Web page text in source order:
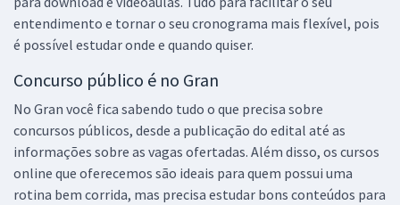
entendimento e tornar o seu cronograma mais flexível, pois
é possível estudar onde e quando quiser.
Concurso público é no Gran
No Gran você fica sabendo tudo o que precisa sobre
concursos públicos, desde a publicação do edital até as
informações sobre as vagas ofertadas. Além disso, os cursos
online que oferecemos são ideais para quem possui uma
rotina bem corrida, mas precisa estudar bons conteúdos para